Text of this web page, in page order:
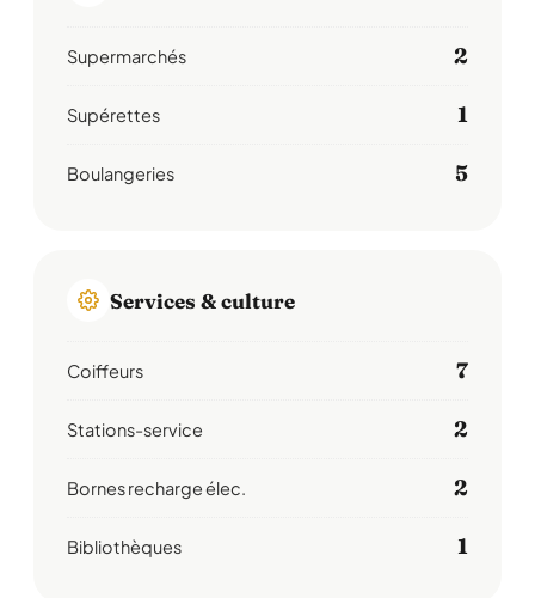
Supermarchés 2
Supérettes 1
Boulangeries 5
Services & culture
Coiffeurs 7
Stations-service 2
Bornes recharge élec. 2
Bibliothèques 1